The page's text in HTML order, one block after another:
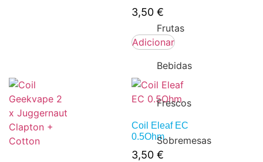
Frutas
Bebidas
Frescos
Sobremesas
3,50 €
Adicionar
Coil Eleaf EC
0.5Ohm
3,50 €